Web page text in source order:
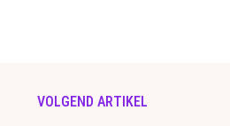
VOLGEND ARTIKEL